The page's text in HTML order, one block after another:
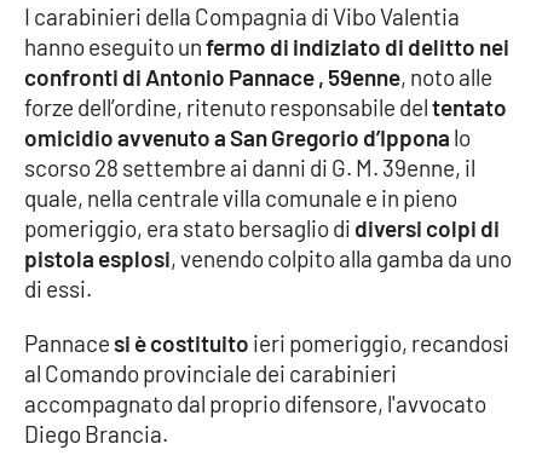
Editoriali
VIDEO
Ambiente
Cronaca
Cultura
Economia e Lavoro
Politica
I carabinieri della Compagnia di Vibo Valentia
hanno eseguito unfermo di indiziato di delitto nei
confronti di Antonio Pannace , 59enne, noto alle
forze dell’ordine, ritenuto responsabile deltentato
omicidio avvenuto a San Gregorio d’Ippona lo
scorso 28 settembre ai danni di G. M. 39enne, il
quale, nella centrale villa comunale e in pieno
pomeriggio, era stato bersaglio di diversi colpi di
pistola esplosi, venendo colpito alla gamba da uno
di essi.
Pannacesi è costituito ieri pomeriggio, recandosi
al Comando provinciale dei carabinieri
accompagnato dal proprio difensore, l'avvocato
Diego Brancia.